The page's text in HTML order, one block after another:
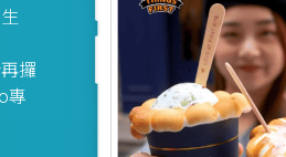
攞
專